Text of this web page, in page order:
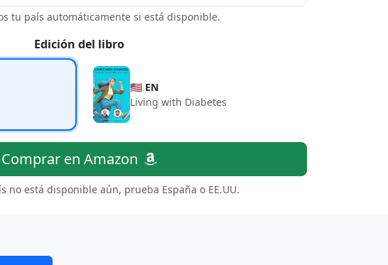
tu país automáticamente si está disponible.
Edición del libro
🇺🇸 EN
Living with Diabetes
Comprar en Amazon
no está disponible aún, prueba España o EE.UU.